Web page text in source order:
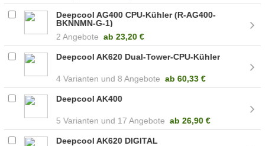
Deepcool AG400 CPU-Kühler (R-AG400-
BKNNMN-G-1)
2 Angebote ab 23,20 €
Deepcool AK620 Dual-Tower-CPU-Kühler
4 8 Angebote ab 60,33 €
Deepcool AK400
5 17 Angebote ab 26,90 €
Deepcool AK620 DIGITAL